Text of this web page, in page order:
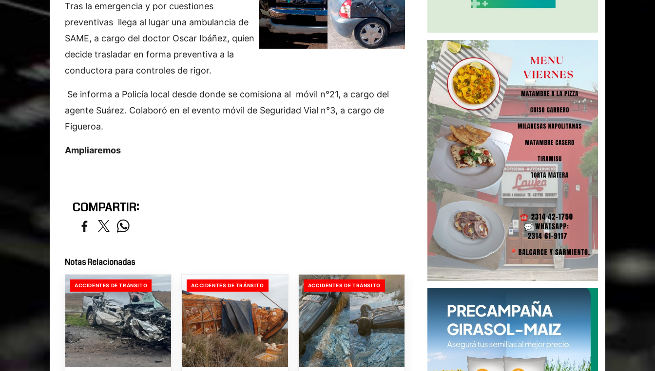
Tras la emergencia y por cuestiones
preventivas llega al lugar una ambulancia de
SAME, a cargo del doctor Oscar Ibáñez, quien
decide trasladar en forma preventiva a la
conductora para controles de rigor.
Se informa a Policía local desde donde se comisiona al móvil n°21, a cargo del
agente Suárez. Colaboró en el evento móvil de Seguridad Vial n°3, a cargo de
Figueroa.
Ampliaremos
COMPARTIR:
Notas Relacionadas
ACCIDENTES DE TRÁNSITO ACCIDENTES DE TRÁNSITO ACCIDENTES DE TRÁNSITO